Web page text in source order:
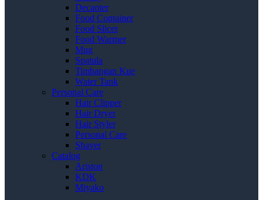
Decanter
Food Container
Food Slicer
Food Warmer
Mug
Spatula
Timbangan Kue
Water Tank
Personal Care
Hair Clipper
Hair Dryer
Hair Styler
Personal Care
Shaver
Catalog
Ariston
KDK
Miyako